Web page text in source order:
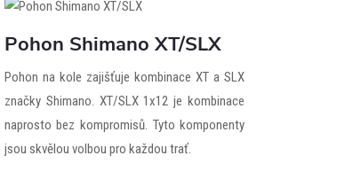
Pohon Shimano XT/SLX
Pohon na kole zajišťuje kombinace XT a SLX
značky Shimano. XT/SLX 1x12 je kombinace
naprosto bez kompromisů. Tyto komponenty
jsou skvělou volbou pro každou trať.